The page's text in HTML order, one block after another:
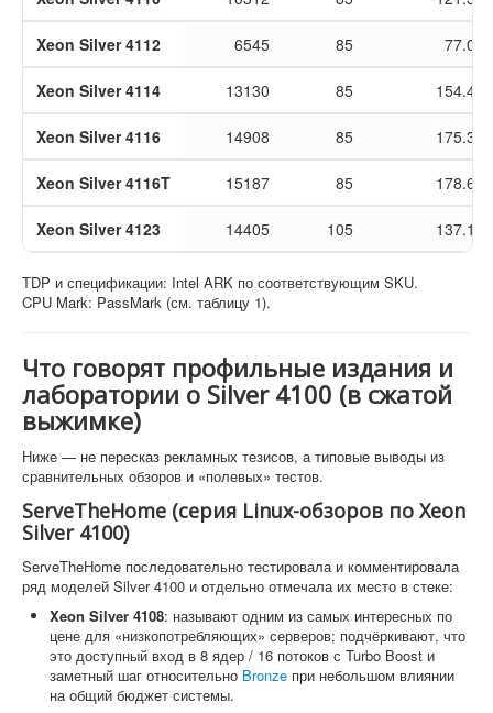
Xeon Silver 4112 6545 85 77.00
Xeon Silver 4114 13130 85 154.47
Xeon Silver 4116 14908 85 175.39
Xeon Silver 4116T 15187 85 178.67
Xeon Silver 4123 14405 105 137.19
TDP и спецификации: Intel ARK по соответствующим SKU.
CPU Mark: PassMark (см. таблицу 1).
Что говорят профильные издания и
лаборатории о Silver 4100 (в сжатой
выжимке)
Ниже — не пересказ рекламных тезисов, а типовые выводы из
сравнительных обзоров и «полевых» тестов.
ServeTheHome (серия Linux-обзоров по Xeon
Silver 4100)
ServeTheHome последовательно тестировала и комментировала
ряд моделей Silver 4100 и отдельно отмечала их место в стеке:
Xeon Silver 4108: называют одним из самых интересных по
цене для «низкопотребляющих» серверов; подчёркивают, что
это доступный вход в 8 ядер / 16 потоков с Turbo Boost и
заметный шаг относительно Bronze при небольшом влиянии
на общий бюджет системы.